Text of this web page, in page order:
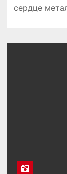
сердце